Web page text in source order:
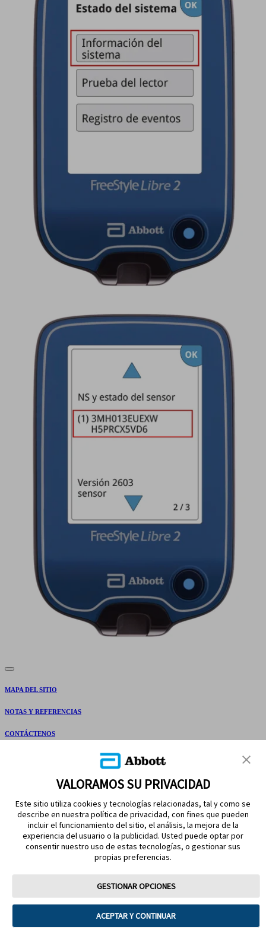
MAPA DEL SITIO
NOTAS Y REFERENCIAS
CONTÁCTENOS
MANTÉNGASE EN CONTACTO
Términos de uso
Política de privacidad
Preferencias sobre cookies
VALORAMOS SU PRIVACIDAD
Este sitio utiliza cookies y tecnologías relacionadas, tal y como se
describe en nuestra política de privacidad, con fines que pueden
incluir el funcionamiento del sitio, el análisis, la mejora de la
experiencia del usuario o la publicidad. Usted puede optar por
consentir nuestro uso de estas tecnologías, o gestionar sus
propias preferencias.
GESTIONAR OPCIONES
ACEPTAR Y CONTINUAR